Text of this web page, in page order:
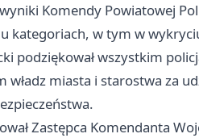
Komendy Powiatowej
kategoriach, w tym w
podziękował wszystkim
władz miasta i starostwa za
Zastępca Komendanta